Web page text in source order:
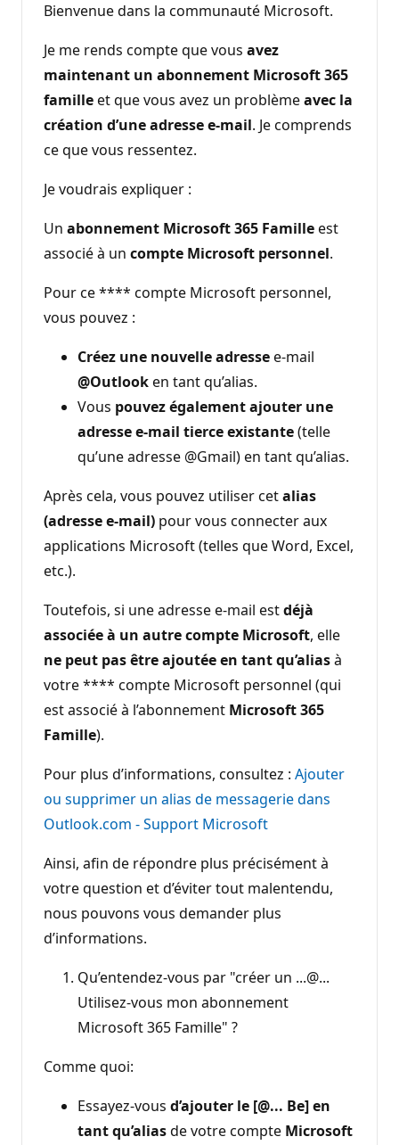
Bienvenue dans la communauté Microsoft.
Je me rends compte que vous avez
maintenant un abonnement Microsoft 365
familleet que vous avez un problèmeavec la
création d’une adresse e-mail. Je comprends
ce que vous ressentez.
Je voudrais expliquer :
Un abonnement Microsoft 365 Familleest
associé à un compte Microsoft personnel.
Pour ce **** compte Microsoft personnel,
vous pouvez :
Créez une nouvelle adressee-mail
@Outlooken tant qu’alias.
Vous pouvez également ajouter une
adresse e-mail tierce existante(telle
qu’une adresse @Gmail) en tant qu’alias.
Après cela, vous pouvez utiliser cetalias
(adresse e-mail) pour vous connecter aux
applications Microsoft (telles que Word, Excel,
etc.).
Toutefois, si une adresse e-mail estdéjà
associée à un autre compte Microsoft, elle
ne peut pas être ajoutée en tant qu’aliasà
votre **** compte Microsoft personnel (qui
est associé à l’abonnement Microsoft 365
Famille).
Pour plus d’informations, consultez : Ajouter
ou supprimer un alias de messagerie dans
Outlook.com - Support Microsoft
Ainsi, afin de répondre plus précisément à
votre question et d’éviter tout malentendu,
nous pouvons vous demander plus
d’informations.
Qu’entendez-vous par "créer un ...@...
Utilisez-vous mon abonnement
Microsoft 365 Famille" ?
Comme quoi:
Essayez-vous d’ajouter le [@... Be] en
tant qu’aliasde votre compte Microsoft